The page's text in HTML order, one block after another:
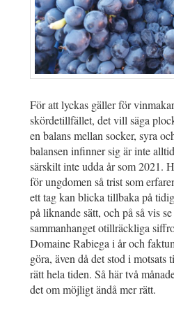
För att lyckas gäller för
skördetillfället, det vill säga
en balans mellan socker, syra
balansen infinner sig är inte
särskilt inte udda år som 2021.
för ungdomen så trist som
ett tag kan blicka tillbaka på
på liknande sätt, och på så vis
sammanhanget otillräckliga
Domaine Rabiega i år och
göra, även då det stod i motsats
rätt hela tiden. Så här två
det om möjligt ändå mer rätt.